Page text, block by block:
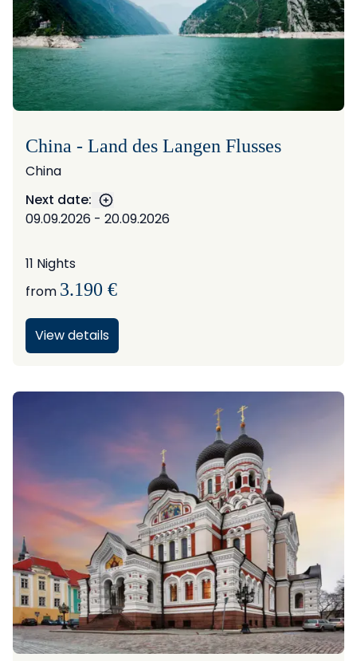
China - Land des Langen Flusses
China
Next date:
Show more dates
09.09.2026 - 20.09.2026
11 Nights
from 3.190 €
View details